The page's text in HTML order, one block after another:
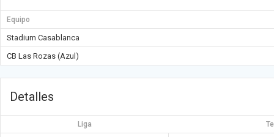
Equipo
Stadium Casablanca
CB Las Rozas (Azul)
Detalles
Liga